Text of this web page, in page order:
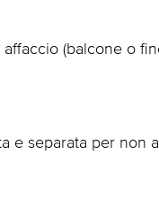
(balcone o
e separata per non